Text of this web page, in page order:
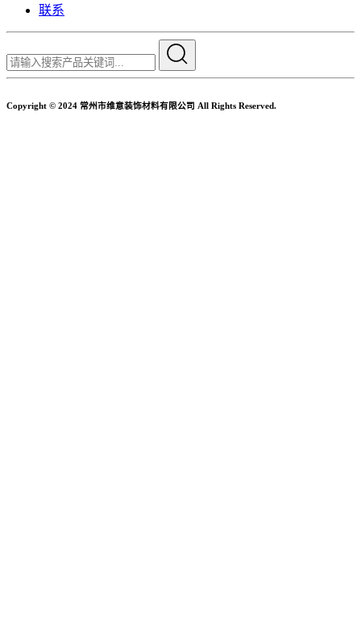
联系
Copyright © 2024 常州市维意装饰材料有限公司 All Rights Reserved.